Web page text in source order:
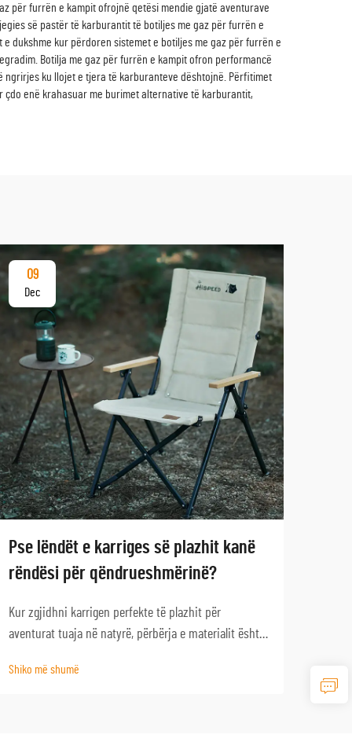
për furrën e kampit ofrojnë qetësi mendie gjatë aventurave
së pastër të karburantit të botiljes me gaz për furrën e
dukshme kur përdoren sistemet e botiljes me gaz për furrën e
Botilja me gaz për furrën e kampit ofron performancë
ku llojet e tjera të karburanteve dështojnë. Përfitimet
enë krahasuar me burimet alternative të karburantit,
09
Dec
Pse lëndët e karriges së plazhit kanë
rëndësi për qëndrueshmërinë?
Kur zgjidhni karrigen perfekte të plazhit për
aventurat tuaja në natyrë, përbërja e materialit është
qëndrueshmërinë dhe performancën afatgjatë.
Shiko më shumë